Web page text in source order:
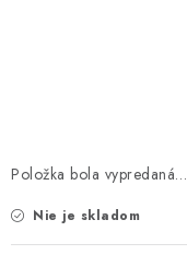
Položka bola vypredaná…
Nie je skladom